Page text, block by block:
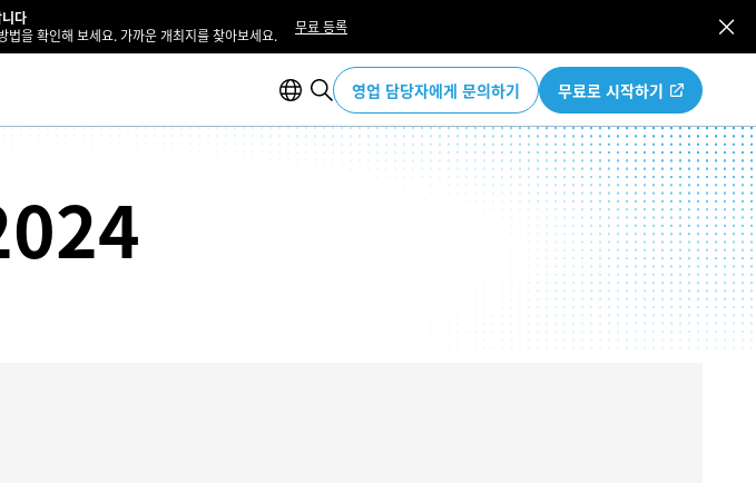
다
을 확인해 보세요. 가까운 개최지를 찾아보세요.
무료 등록
영업 담당자에게 문의하기 무료로 시작하기